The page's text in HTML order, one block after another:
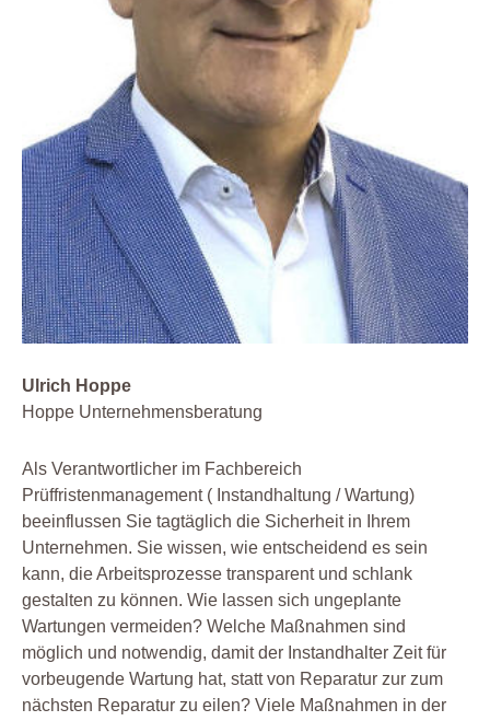
Ulrich Hoppe
Hoppe Unternehmensberatung
Als Verantwortlicher im Fachbereich
Prüffristenmanagement ( Instandhaltung / Wartung)
beeinflussen Sie tagtäglich die Sicherheit in Ihrem
Unternehmen. Sie wissen, wie entscheidend es sein
kann, die Arbeitsprozesse transparent und schlank
gestalten zu können. Wie lassen sich ungeplante
Wartungen vermeiden? Welche Maßnahmen sind
möglich und notwendig, damit der Instandhalter Zeit für
vorbeugende Wartung hat, statt von Reparatur zur zum
nächsten Reparatur zu eilen? Viele Maßnahmen in der